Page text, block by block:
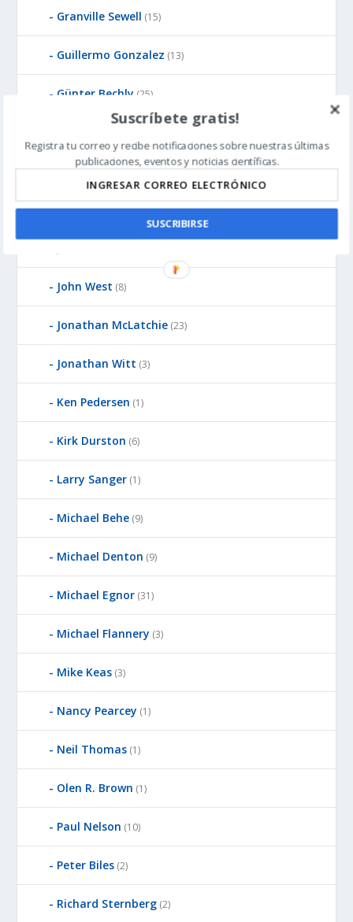
Granville Sewell (15)
Guillermo Gonzalez (13)
Günter Bechly (25)
Howard Glicksman(5)
James Gills(1)
John West (8)
Jonathan McLatchie (23)
Jonathan Witt (3)
Ken Pedersen (1)
Kirk Durston (6)
Larry Sanger (1)
Michael Behe (9)
Michael Denton (9)
Michael Egnor (31)
Michael Flannery (3)
Mike Keas (3)
Nancy Pearcey (1)
Neil Thomas (1)
Olen R. Brown (1)
Paul Nelson (10)
Peter Biles (2)
Richard Sternberg (2)
Suscríbete gratis!
Registra tu correo y recibe notificaciones sobre nuestras últimas
publicaciones, eventos y noticias científicas.
SUSCRIBIRSE